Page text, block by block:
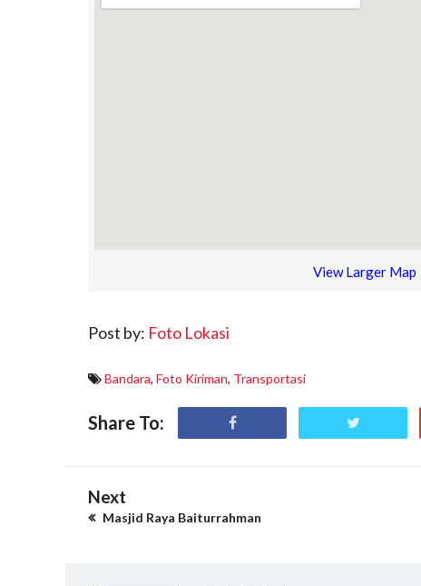
View Larger Map
Post by: Foto Lokasi
Bandara, Foto Kiriman, Transportasi
Share To:
Next
Masjid Raya Baiturrahman